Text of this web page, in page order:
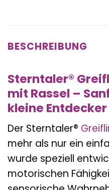
BESCHREIBUNG
Sterntaler®
mit Rassel –
kleine Entdecker
Der Sterntaler®
mehr als nur ein
wurde speziell
motorischen